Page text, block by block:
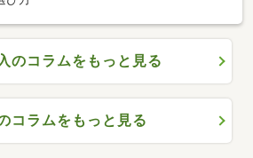
のコラムをもっと見る
コラムをもっと見る